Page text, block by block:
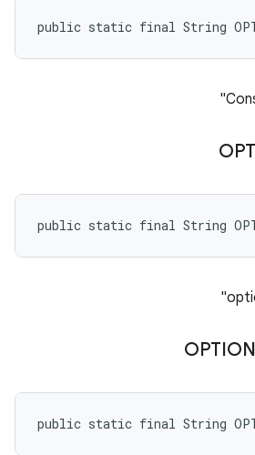
public static final String
public static final String
OPTION
public static final String